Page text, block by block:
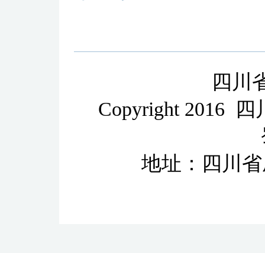
四川
Copyright 2016 四
地址：四川省